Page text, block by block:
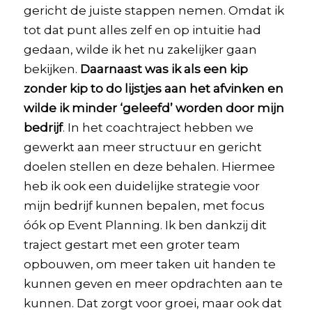
gericht de juiste stappen nemen. Omdat ik
tot dat punt alles zelf en op intuitie had
gedaan, wilde ik het nu zakelijker gaan
bekijken. Daarnaast was ik als een kip
zonder kip to do lijstjes aan het afvinken en
wilde ik minder ‘geleefd’ worden door mijn
bedrijf. In het coachtraject hebben we
gewerkt aan meer structuur en gericht
doelen stellen en deze behalen. Hiermee
heb ik ook een duidelijke strategie voor
mijn bedrijf kunnen bepalen, met focus
óók op Event Planning. Ik ben dankzij dit
traject gestart met een groter team
opbouwen, om meer taken uit handen te
kunnen geven en meer opdrachten aan te
kunnen. Dat zorgt voor groei, maar ook dat